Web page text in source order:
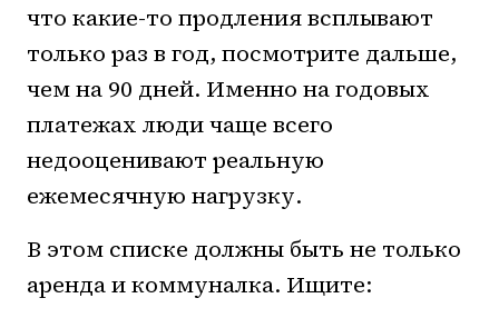
что какие-то продления всплывают
только раз в год, посмотрите дальше,
чем на 90 дней. Именно на годовых
платежах люди чаще всего
недооценивают реальную
ежемесячную нагрузку.
В этом списке должны быть не только
аренда и коммуналка. Ищите: